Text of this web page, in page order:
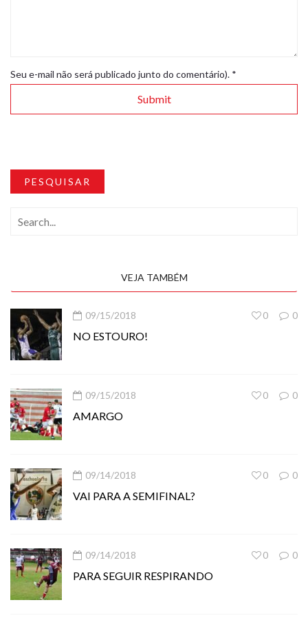
Seu e-mail não será publicado junto do comentário). *
PESQUISAR
VEJA TAMBÉM
09/15/2018 0
0
NO ESTOURO!
09/15/2018 0
0
AMARGO
09/14/2018 0
0
VAI PARA A SEMIFINAL?
09/14/2018 0
0
PARA SEGUIR RESPIRANDO